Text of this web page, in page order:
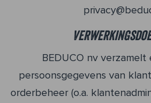
BEDUCO nv
persoonsgegevens van
orderbeheer (o.a.